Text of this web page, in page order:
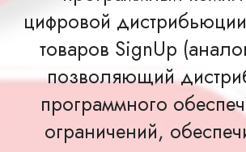
цифровой
товаров SignUp
позволяющий
программного
ограничений,